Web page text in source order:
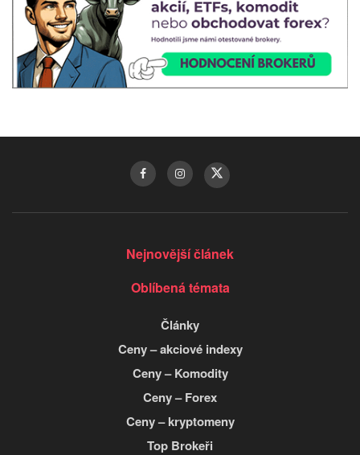
Nejnovější článek
Oblíbená témata
Články
Ceny – akciové indexy
Ceny – Komodity
Ceny – Forex
Ceny – kryptomeny
Top Brokeři